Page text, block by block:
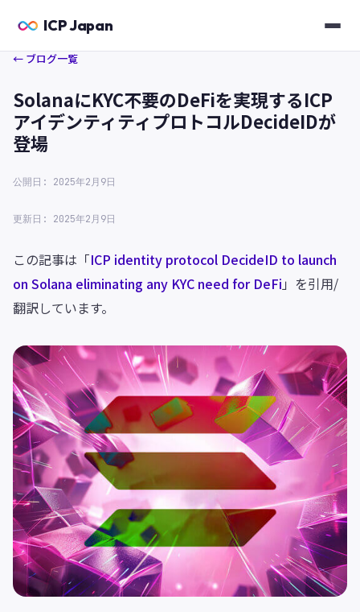
ICP Japan
← ブログ一覧
SolanaにKYC不要のDeFiを実現するICP
アイデンティティプロトコルDecideIDが
登場
公開日: 2025年2月9日
更新日: 2025年2月9日
この記事は「ICP identity protocol DecideID to launch
on Solana eliminating any KYC need for DeFi 」を引用/
翻訳しています。